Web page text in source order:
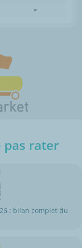
=
pas rater
: bilan complet du